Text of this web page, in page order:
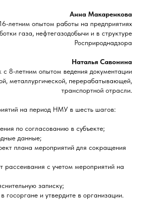
Анна Макаренкова
летним опытом работы на предприятиях
газа, нефтегазодобычи и в структуре
Росприроднадзора
Наталья Савонина
с 8-летним опытом ведения документации
металлургической, перерабатывающей,
транспортной отрасли.
на период НМУ в шесть шагов:
по согласованию в субъекте;
данные;
плана мероприятий для сокращения
рассеивания с учетом мероприятий на
записку;
госоргане и утвердите в организации.